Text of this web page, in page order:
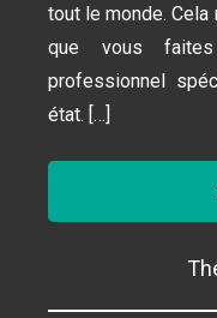
tout le monde.
que vous
professionnel
état. […]